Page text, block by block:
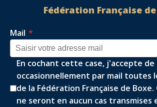
Fédération Française
Mail *
En cochant cette case, j'accepte
occasionnellement par mail toutes
de la Fédération Française de Boxe.
ne seront en aucun cas transmises